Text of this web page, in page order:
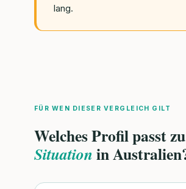
lang.
FÜR WEN DIESER VERGLEICH GILT
Welches Profil passt
Situationin